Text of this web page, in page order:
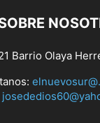
Barrio Olaya